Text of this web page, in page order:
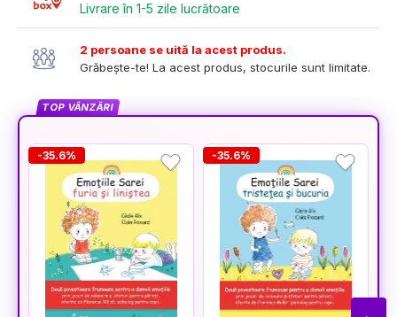
Livrare în 1-5 zile lucrătoare
2 persoane se uită la acest produs.
Grăbește-te! La acest produs, stocurile sunt limitate.
TOP VÂNZĂRI
-35.6% -35.6%